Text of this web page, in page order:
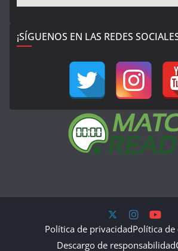
¡SÍGUENOS EN LAS REDES
Política de privacidadPolítica de
Descargo de responsabilidad